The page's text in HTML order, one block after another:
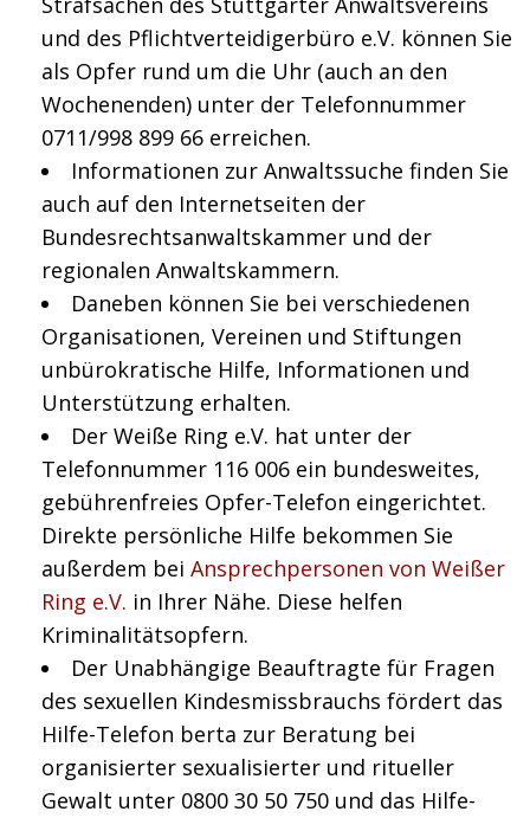
und des Pflichtverteidigerbüro e.V. können Sie
als Opfer rund um die Uhr (auch an den
Wochenenden) unter der Telefonnummer
0711/998 899 66 erreichen.
Informationen zur Anwaltssuche finden Sie
auch auf den Internetseiten der
Bundesrechtsanwaltskammer und der
regionalen Anwaltskammern.
Daneben können Sie bei verschiedenen
Organisationen, Vereinen und Stiftungen
unbürokratische Hilfe, Informationen und
Unterstützung erhalten.
Der Weiße Ring e.V. hat unter der
Telefonnummer 116 006 ein bundesweites,
gebührenfreies Opfer-Telefon eingerichtet.
Direkte persönliche Hilfe bekommen Sie
außerdem bei Ansprechpersonen von Weißer
Ring e.V. in Ihrer Nähe. Diese helfen
Kriminalitätsopfern.
Der Unabhängige Beauftragte für Fragen
des sexuellen Kindesmissbrauchs fördert das
Hilfe-Telefon berta zur Beratung bei
organisierter sexualisierter und ritueller
Gewalt unter 0800 30 50 750 und das Hilfe-